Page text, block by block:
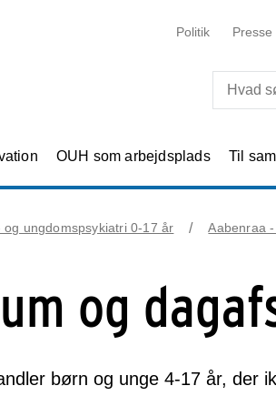
Politik Presse
OUH som arbejdsplads Til
og ungdomspsykiatri 0-17 år
Aabenraa
og
børn og unge 4-17 år, der